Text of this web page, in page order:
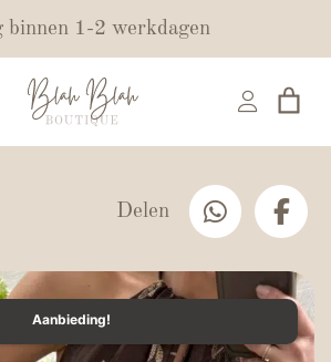
binnen 1-2 werkdagen
Delen
Aanbieding!